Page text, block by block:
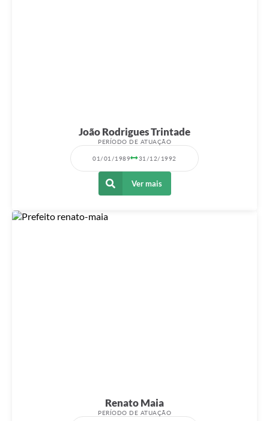
João Rodrigues Trintade
PERÍODO DE ATUAÇÃO
01/01/1989 31/12/1992
Ver mais
Renato Maia
PERÍODO DE ATUAÇÃO